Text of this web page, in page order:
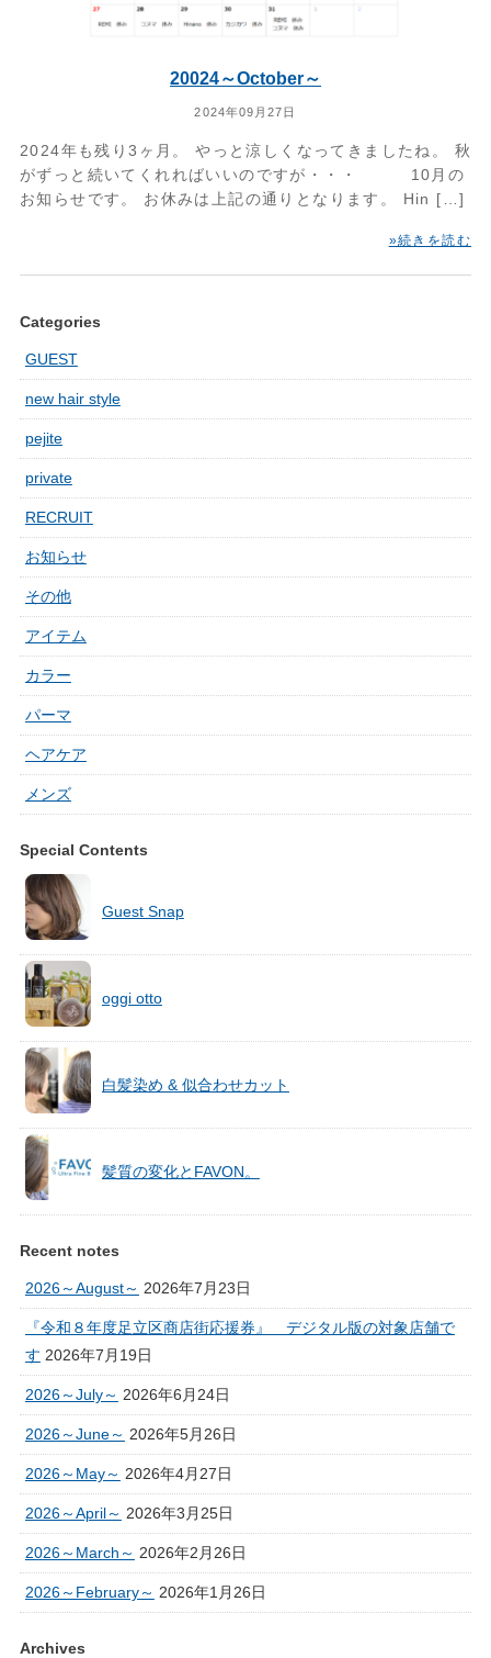
20024～October～
2024年09月27日
2024年も残り3ヶ月。 やっと涼しくなってきましたね。 秋
がずっと続いてくれればいいのですが・・・ 10月の
お知らせです。 お休みは上記の通りとなります。 Hin […]
»続きを読む
Categories
GUEST
new hair style
pejite
private
RECRUIT
お知らせ
その他
アイテム
カラー
パーマ
ヘアケア
メンズ
Special Contents
Guest Snap
oggi otto
白髪染め & 似合わせカット
髪質の変化とFAVON。
Recent notes
2026～August～ 2026年7月23日
『令和８年度足立区商店街応援券』 デジタル版の対象店舗で
す 2026年7月19日
2026～July～ 2026年6月24日
2026～June～ 2026年5月26日
2026～May～ 2026年4月27日
2026～April～ 2026年3月25日
2026～March～ 2026年2月26日
2026～February～ 2026年1月26日
Archives